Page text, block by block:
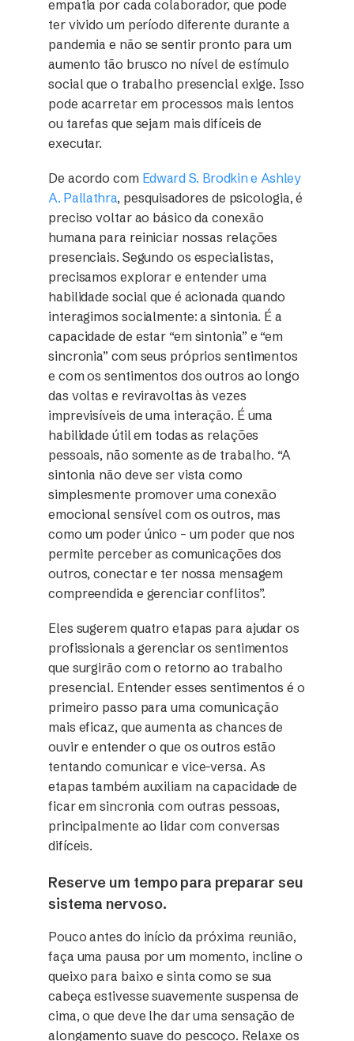
empatia por cada colaborador, que pode
ter vivido um período diferente durante a
pandemia e não se sentir pronto para um
aumento tão brusco no nível de estímulo
social que o trabalho presencial exige. Isso
pode acarretar em processos mais lentos
ou tarefas que sejam mais difíceis de
executar.
De acordo com Edward S. Brodkin e Ashley
A. Pallathra, pesquisadores de psicologia, é
preciso voltar ao básico da conexão
humana para reiniciar nossas relações
presenciais. Segundo os especialistas,
precisamos explorar e entender uma
habilidade social que é acionada quando
interagimos socialmente: a sintonia. É a
capacidade de estar “em sintonia” e “em
sincronia” com seus próprios sentimentos
e com os sentimentos dos outros ao longo
das voltas e reviravoltas às vezes
imprevisíveis de uma interação. É uma
habilidade útil em todas as relações
pessoais, não somente as de trabalho. “A
sintonia não deve ser vista como
simplesmente promover uma conexão
emocional sensível com os outros, mas
como um poder único – um poder que nos
permite perceber as comunicações dos
outros, conectar e ter nossa mensagem
compreendida e gerenciar conflitos”.
Eles sugerem quatro etapas para ajudar os
profissionais a gerenciar os sentimentos
que surgirão com o retorno ao trabalho
presencial. Entender esses sentimentos é o
primeiro passo para uma comunicação
mais eficaz, que aumenta as chances de
ouvir e entender o que os outros estão
tentando comunicar e vice-versa. As
etapas também auxiliam na capacidade de
ficar em sincronia com outras pessoas,
principalmente ao lidar com conversas
difíceis.
Reserve um tempo para preparar seu
sistema nervoso.
Pouco antes do início da próxima reunião,
faça uma pausa por um momento, incline o
queixo para baixo e sinta como se sua
cabeça estivesse suavemente suspensa de
cima, o que deve lhe dar uma sensação de
alongamento suave do pescoço. Relaxe os